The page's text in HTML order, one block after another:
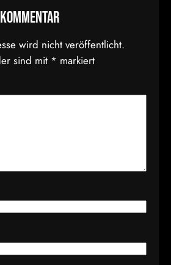
wird nicht veröffentlicht.
sind mit * markiert